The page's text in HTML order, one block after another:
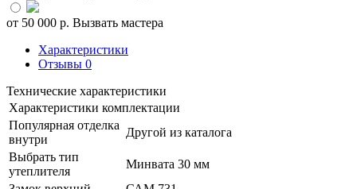
от 50 000 р. Вызвать мастера
Характеристики
Отзывы 0
Технические характеристики
Характеристики комплектации
Популярная отделка
внутри
Другой из каталога
Выбрать тип
утеплителя
Минвата 30 мм